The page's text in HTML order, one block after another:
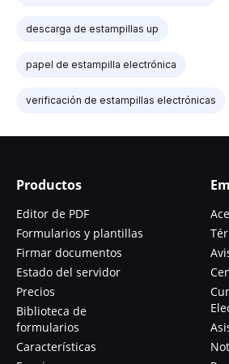
descarga de estampillas up
papel de estampilla electrónica
verificación de estampillas electrónicas
Productos
Editor de PDF
Formularios y plantillas
Firmar documentos
Estado del servidor
Precios
Biblioteca de
formularios
Características